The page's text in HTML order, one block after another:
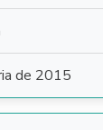
de 2015